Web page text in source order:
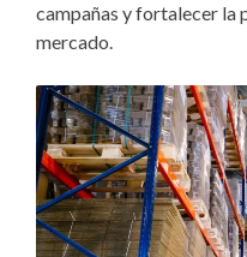
campañas y fortalecer la
mercado.